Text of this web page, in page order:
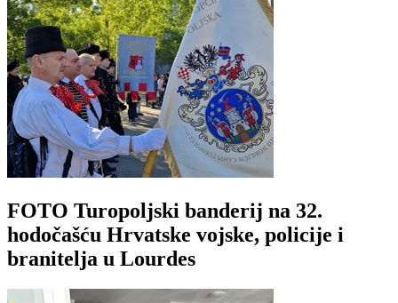
FOTO Turopoljski banderij na 32.
hodočašću Hrvatske vojske, policije i
branitelja u Lourdes